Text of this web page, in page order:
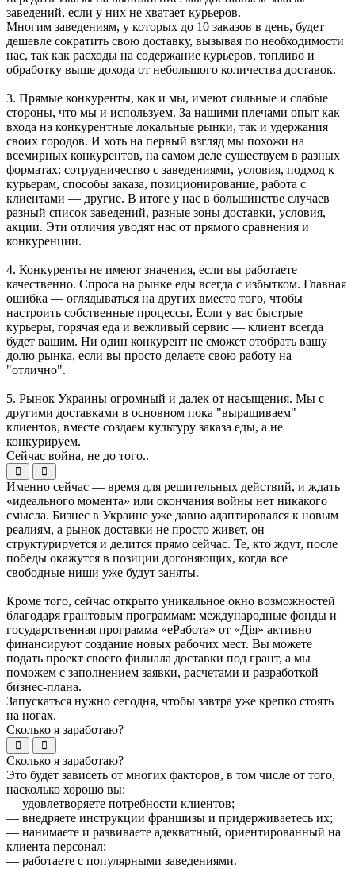
заведений, если у них не хватает курьеров.
Многим заведениям, у которых до 10 заказов в день, будет
дешевле сократить свою доставку, вызывая по необходимости
нас, так как расходы на содержание курьеров, топливо и
обработку выше дохода от небольшого количества доставок.
3. Прямые конкуренты, как и мы, имеют сильные и слабые
стороны, что мы и используем. За нашими плечами опыт как
входа на конкурентные локальные рынки, так и удержания
своих городов. И хоть на первый взгляд мы похожи на
всемирных конкурентов, на самом деле существуем в разных
форматах: сотрудничество с заведениями, условия, подход к
курьерам, способы заказа, позиционирование, работа с
клиентами — другие. В итоге у нас в большинстве случаев
разный список заведений, разные зоны доставки, условия,
акции. Эти отличия уводят нас от прямого сравнения и
конкуренции.
4. Конкуренты не имеют значения, если вы работаете
качественно. Спроса на рынке еды всегда с избытком. Главная
ошибка — оглядываться на других вместо того, чтобы
настроить собственные процессы. Если у вас быстрые
курьеры, горячая еда и вежливый сервис — клиент всегда
будет вашим. Ни один конкурент не сможет отобрать вашу
долю рынка, если вы просто делаете свою работу на
"отлично".
5. Рынок Украины огромный и далек от насыщения. Мы с
другими доставками в основном пока "выращиваем"
клиентов, вместе создаем культуру заказа еды, а не
конкурируем.
Сейчас война, не до того..
Именно сейчас — время для решительных действий, и ждать
«идеального момента» или окончания войны нет никакого
смысла. Бизнес в Украине уже давно адаптировался к новым
реалиям, а рынок доставки не просто живет, он
структурируется и делится прямо сейчас. Те, кто ждут, после
победы окажутся в позиции догоняющих, когда все
свободные ниши уже будут заняты.
Кроме того, сейчас открыто уникальное окно возможностей
благодаря грантовым программам: международные фонды и
государственная программа «еРабота» от «Дія» активно
финансируют создание новых рабочих мест. Вы можете
подать проект своего филиала доставки под грант, а мы
поможем с заполнением заявки, расчетами и разработкой
бизнес-плана.
Запускаться нужно сегодня, чтобы завтра уже крепко стоять
на ногах.
Сколько я заработаю?
Сколько я заработаю?
Это будет зависеть от многих факторов, в том числе от того,
насколько хорошо вы:
— удовлетворяете потребности клиентов;
— внедряете инструкции франшизы и придерживаетесь их;
— нанимаете и развиваете адекватный, ориентированный на
клиента персонал;
— работаете с популярными заведениями.